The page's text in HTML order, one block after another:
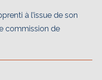
à l’issue de son
commission de